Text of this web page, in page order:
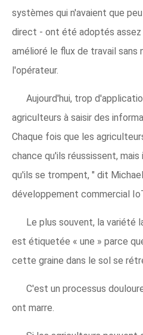
systèmes qui n'avaient que
direct - ont été adoptés assez
amélioré le flux de travail
l'opérateur.
Aujourd'hui, trop
agriculteurs à saisir des
Chaque fois que les
chance qu'ils réussissent, mais
qu'ils se trompent, " dit
développement commercial
Le plus souvent, la variété
est étiquetée « une » parce
cette graine dans le sol se
C'est un processus
ont marre.